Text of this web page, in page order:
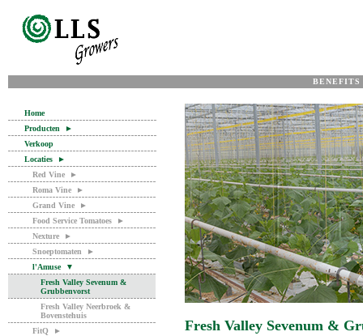
BENEFITS
Home
Producten
►
Verkoop
Locaties
►
Red Vine
►
Roma Vine
►
Grand Vine
►
Food Service Tomatoes
►
Nexture
►
Snoeptomaten
►
l'Amuse
▼
Fresh Valley Sevenum &
Grubbenvorst
Fresh Valley Neerbroek &
Bovenstehuis
FitQ
►
Fresh Valley Sevenum &